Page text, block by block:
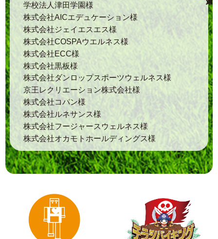
学校法人津田学園様
株式会社AICエデュケーション様
株式会社ジェイエスエス様
株式会社COSPAウエルネス様
株式会社ECC様
株式会社黒板様
株式会社ダンロップスポーツウェルネス様
京王レクリエーション株式会社様
株式会社コパン様
株式会社ルネサンス様
株式会社フージャースウェルネス様
株式会社オカモトホールディングス様